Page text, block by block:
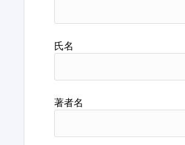
氏名
著者名